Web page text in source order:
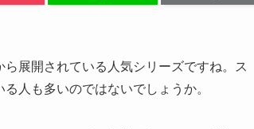
展開されている人気シリーズですね。ス
人も多いのではないでしょうか。